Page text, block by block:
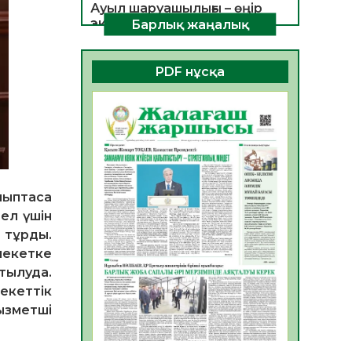
үшін
тұрды.
Ауыл шаруашылығы – өңір
экономикасының негізгі
тірегі
06.08.2026
48 0
ҚОҒАМДЫҚ БЕЛСЕНДІЛІК –
ЕЛ ДАМУЫНЫҢ НЕГІЗІ
06.08.2026
46
ҚҰРЫЛТАЙ САЙЛАУЫ –
БОЛАШАҚҚА БАСТАР
ЖАУАПТЫ ТАҢДАУ
06.08.2026
48
Инфекциялық ауруларға
қарсы иммундау
жұмыстарының тиімділігі
06.08.2026
50
Көкжөтел ауруы туралы
Барлық жаңалық
PDF нұсқа